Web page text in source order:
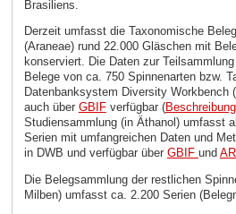
Brasiliens.
Derzeit umfasst die Taxonomische
(Araneae) rund 22.000 Gläschen mit
konserviert. Die Daten zur
Belege von ca. 750 Spinnenarten bzw.
Datenbanksystem Diversity Workbench
auch über GBIFverfügbar (
Studiensammlung (in Äthanol) umfasst
Serien mit umfangreichen Daten und
in DWB und verfügbar über GBIF und
Die Belegsammlung der restlichen
Milben) umfasst ca. 2.200 Serien